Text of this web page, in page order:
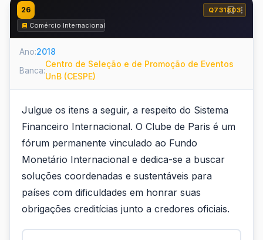
26
Q731803
Comércio Internacional
Ano:2018
Banca:
Centro de Seleção e de Promoção de Eventos
UnB (CESPE)
Julgue os itens a seguir, a respeito do Sistema
Financeiro Internacional. O Clube de Paris é um
fórum permanente vinculado ao Fundo
Monetário Internacional e dedica-se a buscar
soluções coordenadas e sustentáveis para
países com dificuldades em honrar suas
obrigações creditícias junto a credores oficiais.